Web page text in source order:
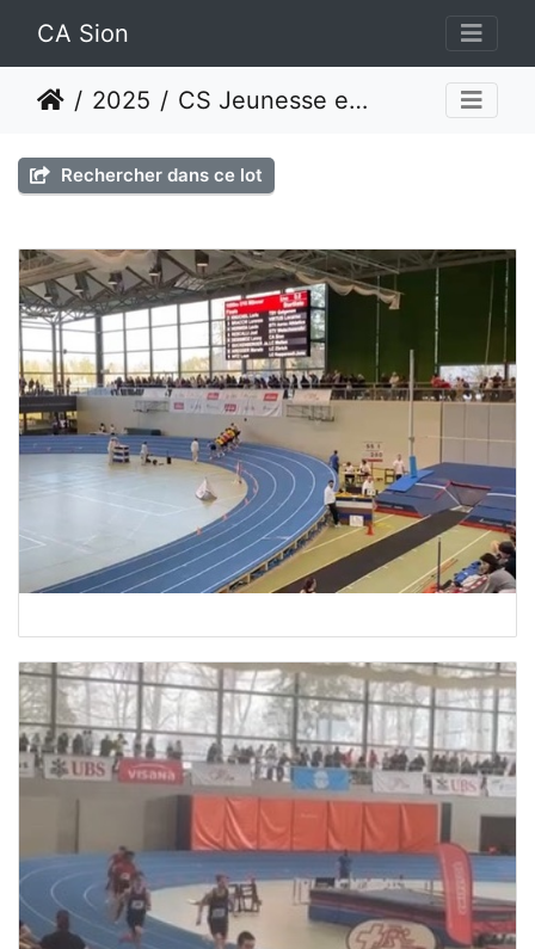
CA Sion
2025 CS Jeunesse en salle Février 2025 - Macolin
Rechercher dans ce lot